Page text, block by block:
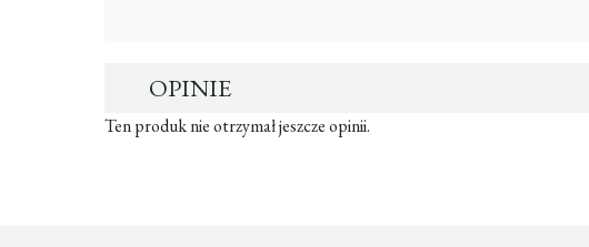
OPINIE
Ten produk nie otrzymał jeszcze opinii.